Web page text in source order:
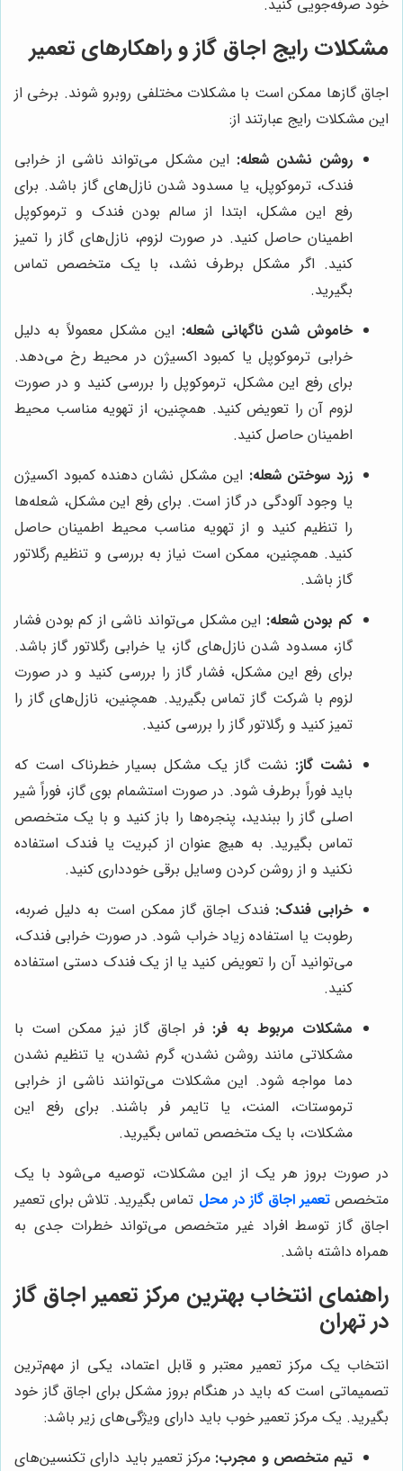
خود صرفه‌جویی کنید.
مشکلات رایج اجاق گاز و راهکارهای تعمیر
اجاق گازها ممکن است با مشکلات مختلفی روبرو شوند. برخی از
این مشکلات رایج عبارتند از:
روشن نشدن شعله: این مشکل می‌تواند ناشی از خرابی
فندک، ترموکوپل، یا مسدود شدن نازل‌های گاز باشد. برای
رفع این مشکل، ابتدا از سالم بودن فندک و ترموکوپل
اطمینان حاصل کنید. در صورت لزوم، نازل‌های گاز را تمیز
کنید. اگر مشکل برطرف نشد، با یک متخصص تماس
بگیرید.
خاموش شدن ناگهانی شعله: این مشکل معمولاً به دلیل
خرابی ترموکوپل یا کمبود اکسیژن در محیط رخ می‌دهد.
برای رفع این مشکل، ترموکوپل را بررسی کنید و در صورت
لزوم آن را تعویض کنید. همچنین، از تهویه مناسب محیط
اطمینان حاصل کنید.
زرد سوختن شعله: این مشکل نشان دهنده کمبود اکسیژن
یا وجود آلودگی در گاز است. برای رفع این مشکل، شعله‌ها
را تنظیم کنید و از تهویه مناسب محیط اطمینان حاصل
کنید. همچنین، ممکن است نیاز به بررسی و تنظیم رگلاتور
گاز باشد.
کم بودن شعله: این مشکل می‌تواند ناشی از کم بودن فشار
گاز، مسدود شدن نازل‌های گاز، یا خرابی رگلاتور گاز باشد.
برای رفع این مشکل، فشار گاز را بررسی کنید و در صورت
لزوم با شرکت گاز تماس بگیرید. همچنین، نازل‌های گاز را
تمیز کنید و رگلاتور گاز را بررسی کنید.
نشت گاز: نشت گاز یک مشکل بسیار خطرناک است که
باید فوراً برطرف شود. در صورت استشمام بوی گاز، فوراً شیر
اصلی گاز را ببندید، پنجره‌ها را باز کنید و با یک متخصص
تماس بگیرید. به هیچ عنوان از کبریت یا فندک استفاده
نکنید و از روشن کردن وسایل برقی خودداری کنید.
خرابی فندک: فندک اجاق گاز ممکن است به دلیل ضربه،
رطوبت یا استفاده زیاد خراب شود. در صورت خرابی فندک،
می‌توانید آن را تعویض کنید یا از یک فندک دستی استفاده
کنید.
مشکلات مربوط به فر: فر اجاق گاز نیز ممکن است با
مشکلاتی مانند روشن نشدن، گرم نشدن، یا تنظیم نشدن
دما مواجه شود. این مشکلات می‌توانند ناشی از خرابی
ترموستات، المنت، یا تایمر فر باشند. برای رفع این
مشکلات، با یک متخصص تماس بگیرید.
در صورت بروز هر یک از این مشکلات، توصیه می‌شود با یک
متخصصتعمیر اجاق گاز در محل تماس بگیرید. تلاش برای تعمیر
اجاق گاز توسط افراد غیر متخصص می‌تواند خطرات جدی به
همراه داشته باشد.
راهنمای انتخاب بهترین مرکز تعمیر اجاق گاز
در تهران
انتخاب یک مرکز تعمیر معتبر و قابل اعتماد، یکی از مهم‌ترین
تصمیماتی است که باید در هنگام بروز مشکل برای اجاق گاز خود
بگیرید. یک مرکز تعمیر خوب باید دارای ویژگی‌های زیر باشد:
تیم متخصص و مجرب: مرکز تعمیر باید دارای تکنسین‌های